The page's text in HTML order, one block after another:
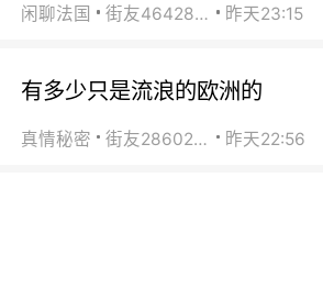
闲聊法国 街友46428878 昨天23:15
有多少只是流浪的欧洲的
真情秘密 街友28602925 昨天22:56